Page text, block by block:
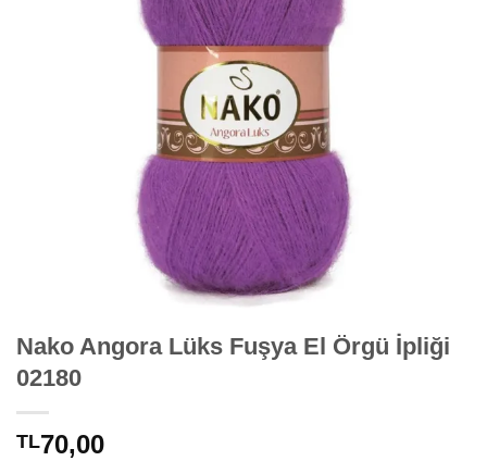
Nako Angora Lüks Fuşya El Örgü İpliği
02180
TL70,00